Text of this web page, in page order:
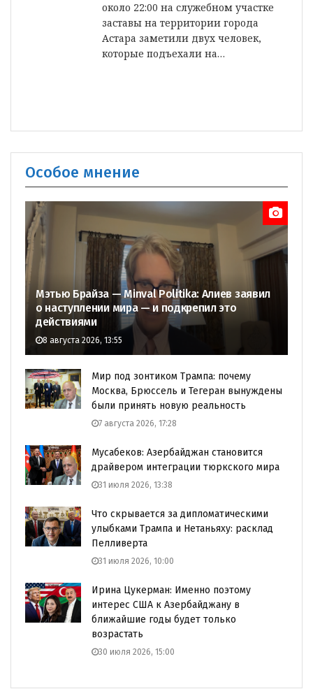
около 22:00 на служебном участке
заставы на территории города
Астара заметили двух человек,
которые подъехали на…
Особое мнение
Мэтью Брайза — Minval Politika: Алиев заявил
о наступлении мира — и подкрепил это
действиями
8 августа 2026, 13:55
Мир под зонтиком Трампа: почему
Москва, Брюссель и Тегеран вынуждены
были принять новую реальность
7 августа 2026, 17:28
Мусабеков: Азербайджан становится
драйвером интеграции тюркского мира
31 июля 2026, 13:38
Что скрывается за дипломатическими
улыбками Трампа и Нетаньяху: расклад
Пелливерта
31 июля 2026, 10:00
Ирина Цукерман: Именно поэтому
интерес США к Азербайджану в
ближайшие годы будет только
возрастать
30 июля 2026, 15:00